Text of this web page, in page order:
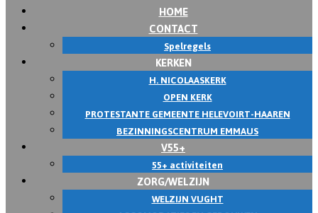
HOME
CONTACT
Spelregels
KERKEN
H. NICOLAASKERK
OPEN KERK
PROTESTANTE GEMEENTE HELEVOIRT-HAAREN
BEZINNINGSCENTRUM EMMAUS
V55+
55+ activiteiten
ZORG/WELZIJN
WELZIJN VUGHT